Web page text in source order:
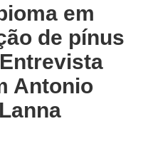
em
de pínus
Antonio